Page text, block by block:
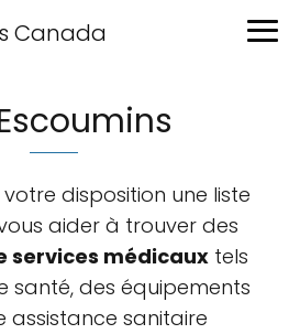
Canada
disposition une liste
aider à trouver des
services médicaux tels
santé, des équipements
assistance sanitaire